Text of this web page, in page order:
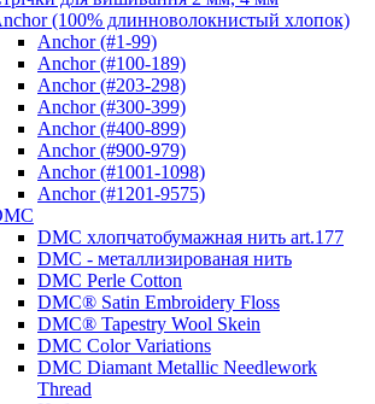
(100% длинноволокнистый хлопок)
Anchor (#1-99)
Anchor (#100-189)
Anchor (#203-298)
Anchor (#300-399)
Anchor (#400-899)
Anchor (#900-979)
Anchor (#1001-1098)
Anchor (#1201-9575)
DMC хлопчатобумажная нить art.177
DMC - металлизированая нить
DMC Perle Cotton
DMC® Satin Embroidery Floss
DMC® Tapestry Wool Skein
DMC Color Variations
DMC Diamant Metallic Needlework
Thread